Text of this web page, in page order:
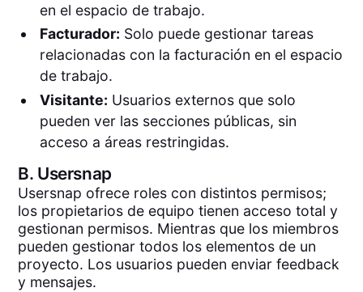
en el espacio de trabajo.
Facturador: Solo puede gestionar tareas
relacionadas con la facturación en el espacio
de trabajo.
Visitante: Usuarios externos que solo
pueden ver las secciones públicas, sin
acceso a áreas restringidas.
B. Usersnap
Usersnap ofrece roles con distintos permisos;
los propietarios de equipo tienen acceso total y
gestionan permisos. Mientras que los miembros
pueden gestionar todos los elementos de un
proyecto. Los usuarios pueden enviar feedback
y mensajes.